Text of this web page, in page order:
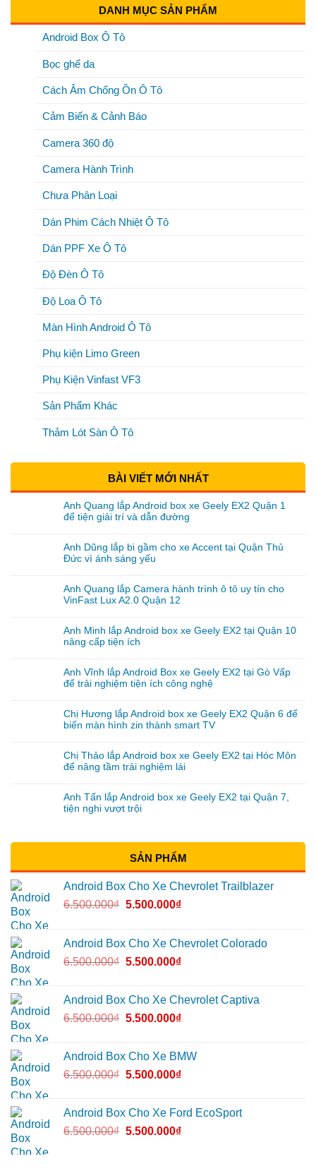
DANH MỤC SẢN PHẨM
Android Box Ô Tô
Bọc ghế da
Cách Âm Chống Ồn Ô Tô
Cảm Biến & Cảnh Báo
Camera 360 độ
Camera Hành Trình
Chưa Phân Loại
Dán Phim Cách Nhiệt Ô Tô
Dán PPF Xe Ô Tô
Độ Đèn Ô Tô
Độ Loa Ô Tô
Màn Hình Android Ô Tô
Phụ kiện Limo Green
Phụ Kiện Vinfast VF3
Sản Phẩm Khác
Thảm Lót Sàn Ô Tô
BÀI VIẾT MỚI NHẤT
Anh Quang lắp Android box xe Geely EX2 Quận 1
để tiện giải trí và dẫn đường
Anh Dũng lắp bi gầm cho xe Accent tại Quận Thủ
Đức vì ánh sáng yếu
Anh Quang lắp Camera hành trình ô tô uy tín cho
VinFast Lux A2.0 Quận 12
Anh Minh lắp Android box xe Geely EX2 tại Quận 10
nâng cấp tiện ích
Anh Vĩnh lắp Android Box xe Geely EX2 tại Gò Vấp
để trải nghiệm tiện ích công nghệ
Chị Hương lắp Android box xe Geely EX2 Quận 6 để
biến màn hình zin thành smart TV
Chị Thảo lắp Android box xe Geely EX2 tại Hóc Môn
để nâng tầm trải nghiệm lái
Anh Tấn lắp Android box xe Geely EX2 tại Quận 7,
tiện nghi vượt trội
SẢN PHẨM
Android Box Cho Xe Chevrolet Trailblazer
6.500.000₫ 5.500.000₫
Android Box Cho Xe Chevrolet Colorado
6.500.000₫ 5.500.000₫
Android Box Cho Xe Chevrolet Captiva
6.500.000₫ 5.500.000₫
Android Box Cho Xe BMW
6.500.000₫ 5.500.000₫
Android Box Cho Xe Ford EcoSport
6.500.000₫ 5.500.000₫